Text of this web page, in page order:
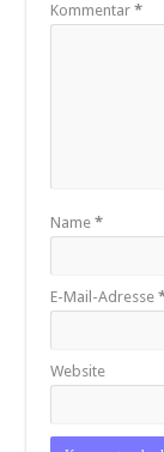
Kommentar*
Name*
E-Mail-Adresse
Website